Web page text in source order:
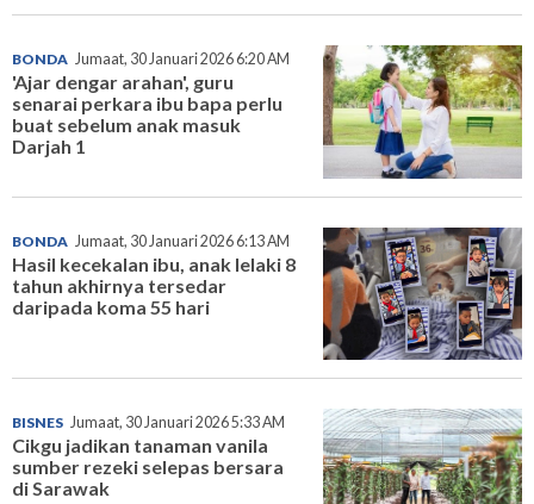
BONDA Jumaat, 30 Januari 2026 6:20 AM
'Ajar dengar arahan', guru
senarai perkara ibu bapa perlu
buat sebelum anak masuk
Darjah 1
BONDA Jumaat, 30 Januari 2026 6:13 AM
Hasil kecekalan ibu, anak lelaki 8
tahun akhirnya tersedar
daripada koma 55 hari
BISNES Jumaat, 30 Januari 2026 5:33 AM
Cikgu jadikan tanaman vanila
sumber rezeki selepas bersara
di Sarawak